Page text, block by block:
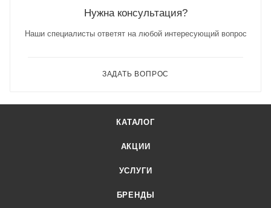
Нужна консультация?
Наши специалисты ответят на любой интересующий вопрос
ЗАДАТЬ ВОПРОС
КАТАЛОГ
АКЦИИ
УСЛУГИ
БРЕНДЫ